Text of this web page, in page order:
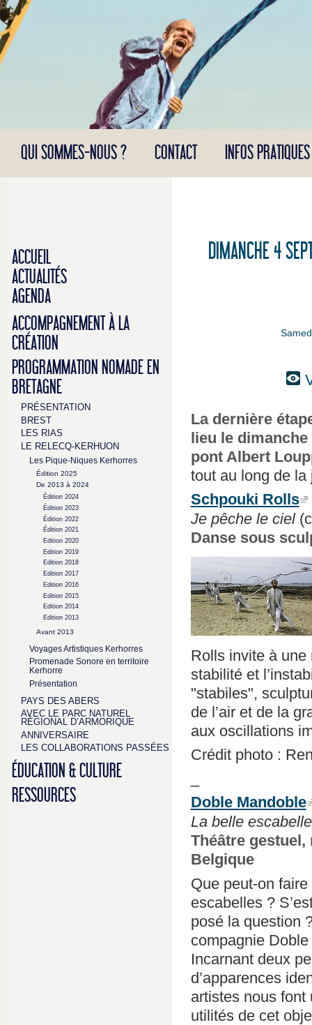
Panneau de gestion des cookies
QUI SOMMES-NOUS ? CONTACT INFOS PRATIQUES
ACCUEIL
ACTUALITÉS
AGENDA
ACCOMPAGNEMENT À LA
CRÉATION
PROGRAMMATION NOMADE EN
BRETAGNE
PRÉSENTATION
BREST
LES RIAS
LE RELECQ-KERHUON
Les Pique-Niques Kerhorres
Édition 2025
De 2013 à 2024
Édition 2024
Édition 2023
Édition 2022
Édition 2021
Edition 2020
Edition 2019
Edition 2018
Edition 2017
Edition 2016
Edition 2015
Edition 2014
Edition 2013
Avant 2013
Voyages Artistiques Kerhorres
Promenade Sonore en territoire
Kerhorre
Présentation
PAYS DES ABERS
AVEC LE PARC NATUREL
RÉGIONAL D’ARMORIQUE
ANNIVERSAIRE
LES COLLABORATIONS PASSÉES
ÉDUCATION & CULTURE
RESSOURCES
DIMANCHE 4
La dernière
lieu le
pont Albert
tout au long de la
Schpouki Rolls
Je pêche le ciel
Danse sous
Rolls invite à
stabilité et
"stabiles",
de l’air et de la
aux oscillations
Crédit photo :
Doble Mandoble
La belle escabelle
Théâtre gestuel,
Belgique
Que peut-on
escabelles ?
posé la question
compagnie
Incarnant deux
d’apparences
artistes nous font
utilités de cet